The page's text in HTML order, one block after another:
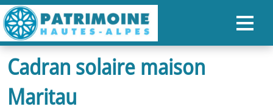
ACCUEIL
CARTE
Cadran solaire maison
Maritau